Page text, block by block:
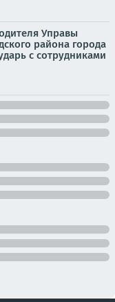
Управы
района города
с сотрудниками